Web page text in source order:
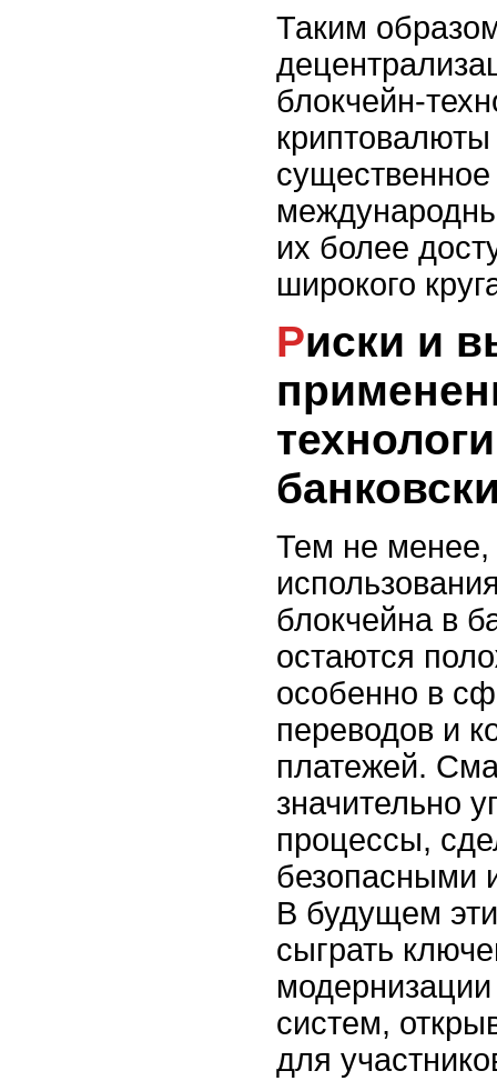
Таким
блокчейн-
их более
широкого
Риски и выгоды
Тем не менее,
блокчейна в
остаются
особенно в
переводов и
платежей.
значительно
процессы,
безопасными
В будущем
сыграть
систем,
для